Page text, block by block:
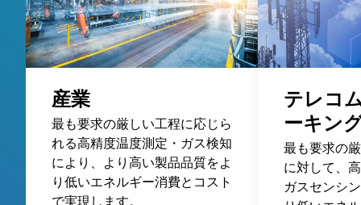
産業
最も要求の厳しい工程に応じら
れる高精度温度測定・ガス検知
により、より高い製品品質をよ
り低いエネルギー消費とコスト
で実現します。
テレコ
ーキン
最も要求の
に対して、
ガスセンシ